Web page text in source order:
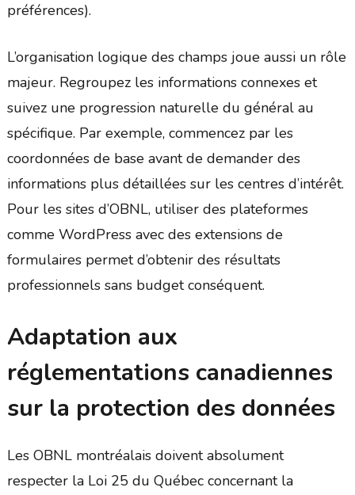
préférences).
L’organisation logique des champs joue aussi un rôle
majeur. Regroupez les informations connexes et
suivez une progression naturelle du général au
spécifique. Par exemple, commencez par les
coordonnées de base avant de demander des
informations plus détaillées sur les centres d’intérêt.
Pour les sites d’OBNL, utiliser des plateformes
comme WordPress avec des extensions de
formulaires permet d’obtenir des résultats
professionnels sans budget conséquent.
Adaptation aux
réglementations canadiennes
sur la protection des données
Les OBNL montréalais doivent absolument
respecter la Loi 25 du Québec concernant la